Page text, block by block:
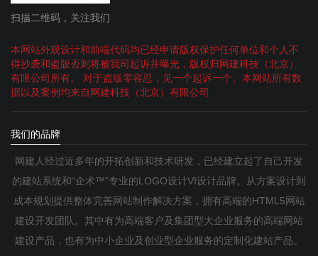
扫描二维码，关注我们
本网站外观设计和前端代码均已经申请版权保护任何单位和个人不
得抄袭和盗版否则将被我司起诉并曝光，版权归网建科技（北京）
有限公司所有。 对于盗版零容忍，见一个起诉一个。本网站所有数
据以及案例均来自网建科技（北京）有限公司
我们的品牌
网建人经过近多年的开拓创新和技术研发，已经建立起了自己开发
的建站系统和“企术™”专业的LOGO设计VI设计品牌。从方案设计到
成本规划提供整体完善网站制作解决方案，拥有高端的HTML5网站
建设开发团队。其中有为高端客户及集团型大企业服务的高端网站
建设产品，也有为中小企业及创业型企业服务的定制化建站产品。